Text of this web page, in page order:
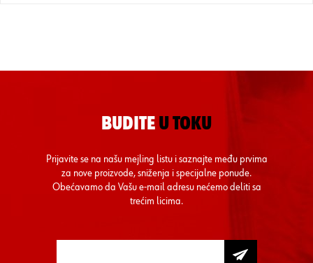
BUDITE U TOKU
Prijavite se na našu mejling listu i saznajte među prvima
za nove proizvode, sniženja i specijalne ponude.
Obećavamo da Vašu e-mail adresu nećemo deliti sa
trećim licima.